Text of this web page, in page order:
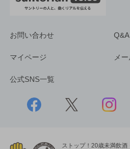
お問い合わせ Q&A
マイページ メ
公式SNS一覧
ストップ！20歳未満飲酒